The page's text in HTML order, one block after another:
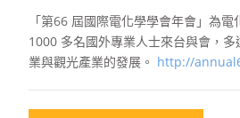
「第66 屆國際電化學學會年會」為
1000 多名國外專業人士來台與會，
業與觀光產業的發展。 http://